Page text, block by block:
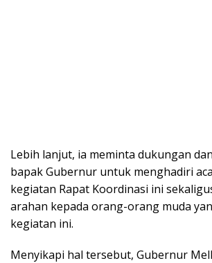
Lebih lanjut, ia meminta dukungan
bapak Gubernur untuk menghadiri
kegiatan Rapat Koordinasi ini
arahan kepada orang-orang muda
kegiatan ini.
Menyikapi hal tersebut, Gubernur